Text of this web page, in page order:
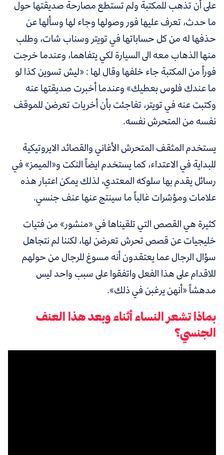
على أن تذهب للمكتبة ولم تستطع مصارحة صديقتها حول
ما حدث، تعرف عليها فور وصولها وجاء لها وسألها عن
حذفها له من كل حساباتها في تويتر وسناب شات، وطلب
منها الذهاب معه الى السيارة لكي يتفاهما، وعندما خرجت
فوراً من المكتبة جاء خلفها وقال لها : «ليش تسوين كذا لو
ما عندك فلوس بعطيك» وعندما أخبرت صديقتها عنه
وكتبت عنه في تويتر، تفاجئت بأن أخريات تعرضن للموقف
نفسه من المتحرش نفسه.
يستخدم المثقف المتحرش الأغاني والقصائد الايروتيكية
للبداية في الاعتداء، كما يستخدم ايضاً النكت و«الميمز» في
رسائل يقدم بها سلوكه المعتدي، لذلك يمكن اعتبار هذه
علامات ومؤشرات غالباً ما سينتج عنها عنف جنسي.
كثيرة هي القصص التي تلقيناها في «منشور» من فتيات
خليجيات عن قصص تحرش تعرضن لها، لكننا لم نتجاهل
سؤال الرجال عما يعتقدون أنه مسوغ للرجال من حولهم
للاقدام على هذا الفعل واتفقوا على سبب واحد ليس
مدهشاً «أنهن يرغبن في ذلك».
بماذا تشعر النساء أثناء وبعد هذا العنف
الجنسي؟